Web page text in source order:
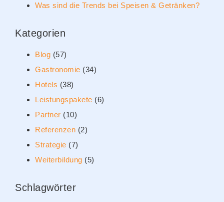
Was sind die Trends bei Speisen & Getränken?
Kategorien
Blog (57)
Gastronomie (34)
Hotels (38)
Leistungspakete (6)
Partner (10)
Referenzen (2)
Strategie (7)
Weiterbildung (5)
Schlagwörter